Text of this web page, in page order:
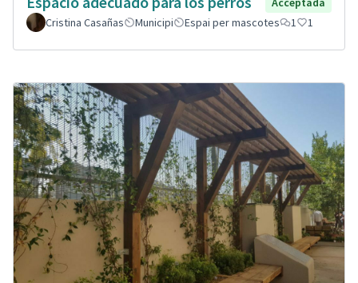
Cristina Casañas
Municipi Espai per mascotes 1 1